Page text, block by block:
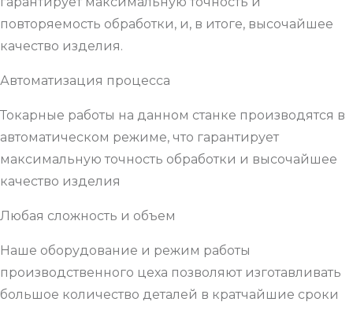
повторяемость обработки, и, в итоге, высочайшее
качество изделия.
Автоматизация процесса
Токарные работы на данном станке производятся в
автоматическом режиме, что гарантирует
максимальную точность обработки и высочайшее
качество изделия
Любая сложность и объем
Наше оборудование и режим работы
производственного цеха позволяют изготавливать
большое количество деталей в кратчайшие сроки